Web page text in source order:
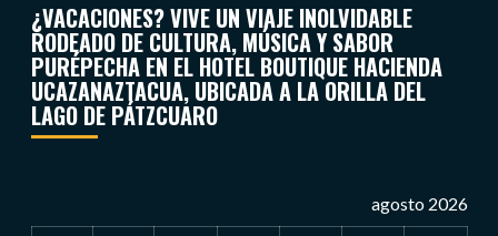
¿VACACIONES? VIVE UN VIAJE INOLVIDABLE
RODEADO DE CULTURA, MÚSICA Y SABOR
PURÉPECHA EN EL HOTEL BOUTIQUE HACIENDA
UCAZANAZTACUA, UBICADA A LA ORILLA DEL
LAGO DE PÁTZCUARO
agosto 2026